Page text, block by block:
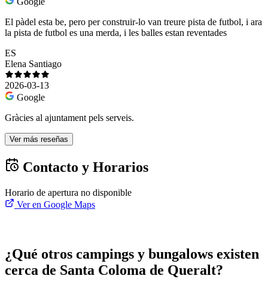
El pàdel esta be, pero per construir-lo van treure pista de futbol, i ara
la pista de futbol es una merda, i les balles estan reventades
ES
Elena Santiago
2026-03-13
Google
Gràcies al ajuntament pels serveis.
Ver más reseñas
Contacto y Horarios
Horario de apertura no disponible
Ver en Google Maps
¿Qué otros campings y bungalows existen
cerca de Santa Coloma de Queralt?